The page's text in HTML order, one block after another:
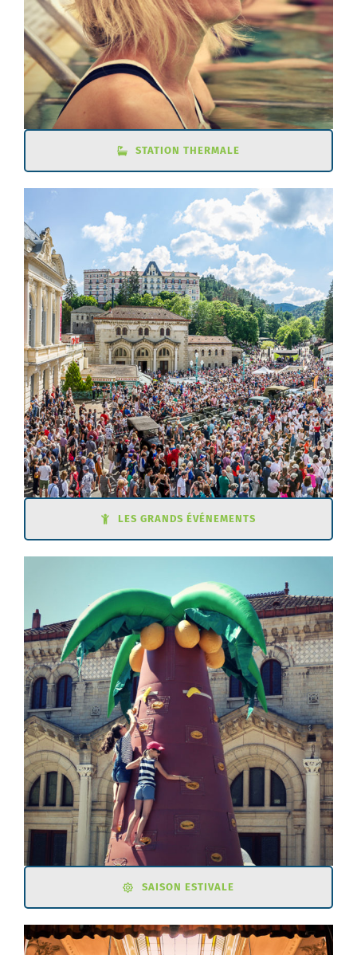
STATION THERMALE
LES GRANDS ÉVÉNEMENTS
SAISON ESTIVALE